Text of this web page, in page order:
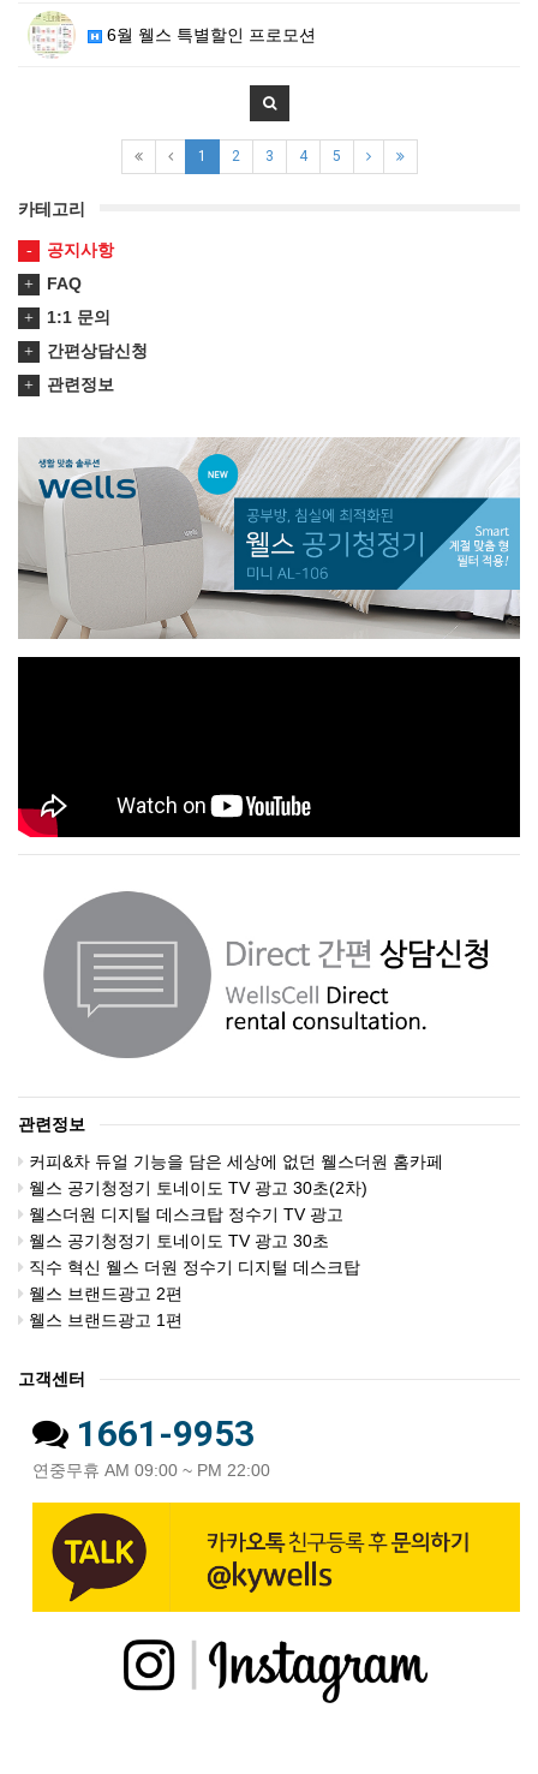
6월 웰스 특별할인 프로모션
1 2 3 4 5
카테고리
공지사항
FAQ
1:1 문의
간편상담신청
관련정보
관련정보
커피&차 듀얼 기능을 담은 세상에 없던 웰스더원 홈카페
웰스 공기청정기 토네이도 TV 광고 30초(2차)
웰스더원 디지털 데스크탑 정수기 TV 광고
웰스 공기청정기 토네이도 TV 광고 30초
직수 혁신 웰스 더원 정수기 디지털 데스크탑
웰스 브랜드광고 2편
웰스 브랜드광고 1편
고객센터
1661-9953
연중무휴 AM 09:00 ~ PM 22:00